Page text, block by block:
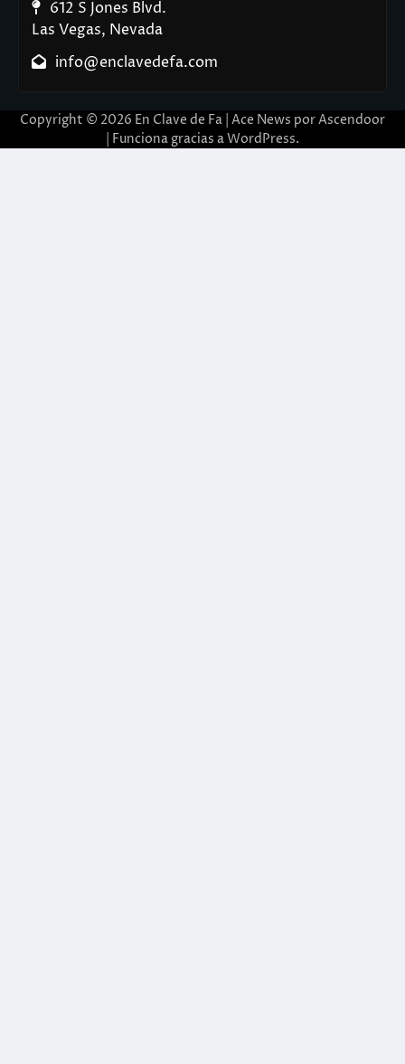
612 S Jones Blvd.
Las Vegas, Nevada
info@enclavedefa.com
Copyright © 2026 En Clave de Fa | Ace News porAscendoor
| Funciona gracias aWordPress.